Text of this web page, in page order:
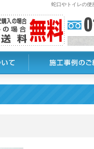
蛇口やトイレの便